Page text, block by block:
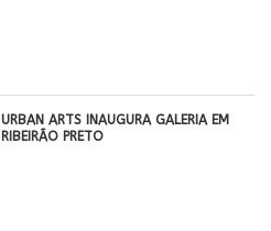
​URBAN ARTS INAUGURA GALERIA EM
RIBEIRÃO PRETO